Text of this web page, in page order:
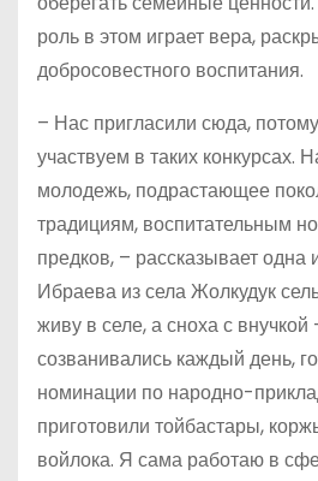
роль в этом играет вера,
добросовестного воспитания.
– Нас пригласили сюда,
участвуем в таких конкурсах.
молодежь, подрастающее
традициям, воспитательным
предков, – рассказывает одна
Ибраева из села Жолкудук
живу в селе, а сноха с
созванивались каждый день,
номинации по народно-
приготовили тойбастары,
войлока. Я сама работаю в